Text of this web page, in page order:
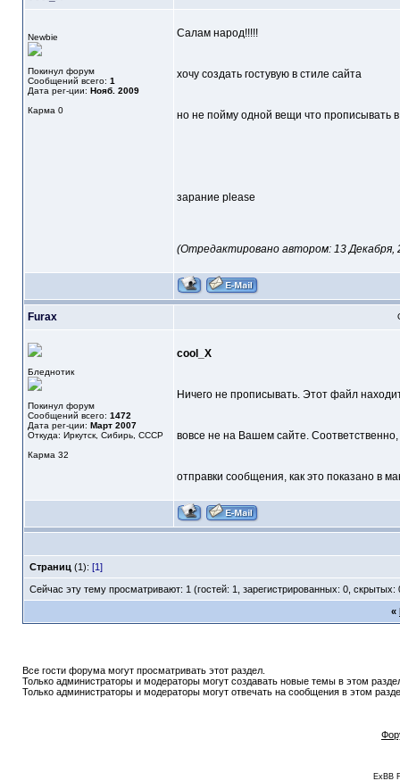
Newbie
Покинул форум
Сообщений всего: 1
Дата рег-ции: Нояб. 2009
Карма 0
Салам народ!!!!!
хочу создать гостувую в стиле сайта
но не пойму одной вещи что прописывать
зарание please
(Отредактировано автором: 13 Декабря,
Furax
Бледнотик
Покинул форум
Сообщений всего: 1472
Дата рег-ции: Март 2007
Откуда: Иркутск, Сибирь, СССР
Карма 32
cool_X
Ничего не прописывать. Этот файл
вовсе не на Вашем сайте.
отправки сообщения, как это показано в
Страниц (1): [1]
Сейчас эту тему просматривают: 1 (гостей: 1, зарегистрированных: 0, скрытых:
«
Все гости форума могут просматривать этот раздел.
Только администраторы и модераторы могут создавать новые темы в этом
Только администраторы и модераторы могут отвечать на сообщения в этом
ExBB